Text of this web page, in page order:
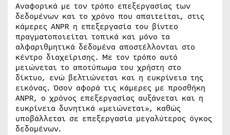
Αναφορικά με τον τρόπο επεξεργασίας των
δεδομένων και το χρόνο που απαιτείται, στις
κάμερες ANPR η επεξεργασία του βίντεο
πραγματοποιείται τοπικά και μόνο τα
αλφαριθμητικά δεδομένα αποστέλλονται στο
κέντρο διαχείρισης. Με τον τρόπο αυτό
μειώνεται το αποτύπωμα του χρήστη στο
δίκτυο, ενώ βελτιώνεται και η ευκρίνεια της
εικόνας. Όσον αφορά τις κάμερες με προσθήκη
ANPR, ο χρόνος επεξεργασίας αυξάνεται και η
ευκρίνεια δυνητικά «μειώνεται», καθώς
υποβάλλεται σε επεξεργασία μεγαλύτερος όγκος
δεδομένων.